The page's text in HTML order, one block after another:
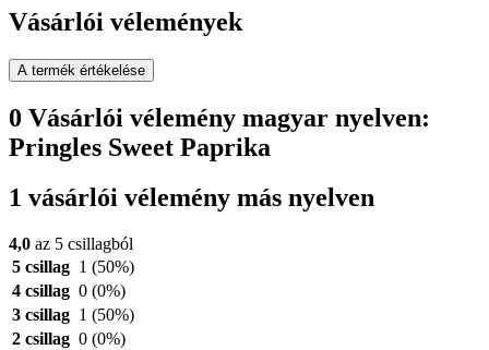
Vásárlói vélemények
A termék értékelése
0 Vásárlói vélemény magyar nyelven:
Pringles Sweet Paprika
1 vásárlói vélemény más nyelven
4,0 az 5 csillagból
5 csillag 1 (50%)
4 csillag 0 (0%)
3 csillag 1 (50%)
2 csillag 0 (0%)